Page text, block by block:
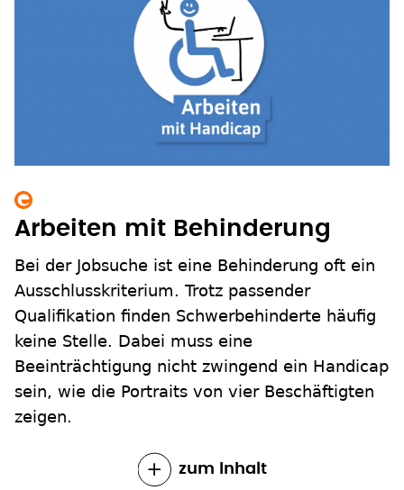
Arbeiten mit Behinderung
Bei der Jobsuche ist eine Behinderung oft ein
Ausschlusskriterium. Trotz passender
Qualifikation finden Schwerbehinderte häufig
keine Stelle. Dabei muss eine
Beeinträchtigung nicht zwingend ein Handicap
sein, wie die Portraits von vier Beschäftigten
zeigen.
zum Inhalt